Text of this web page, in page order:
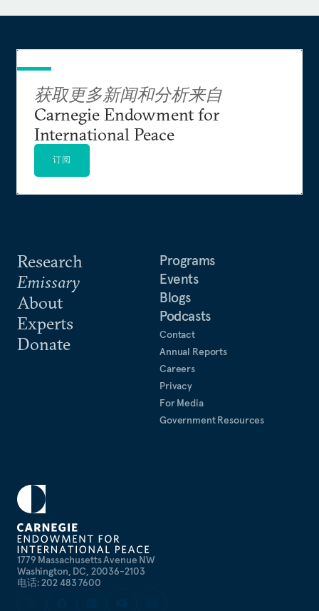
作。他曾担任：芝加哥大学保尔森基金会副主席，
负责人；外交关系委员会（Council on Foreign
Relations）东亚、中亚和南亚问题高级研究员。在
担任政府公职之前，方艾文曾担任哈佛大学文理学
院政府学讲师（1997年-2001年）、亚太安全倡议
（Asia-Pacific security initiative）执行主任、约翰
肯尼迪政府学院中国安全研究项目主任。他曾在美
他撰写了三部书籍和专著，包括《美国在新亚洲》
（外交关系委员会，2009年，合著）和《中国的
高科技勇士：从核时代到信息时代的国家安全和战
略竞争》（斯坦福大学出版社，2003年），后者被
《外交事务》杂志评选为2003年亚太领域最佳书
籍。他还撰写了大量文章和论文。
1779 Massachusetts Avenue NW
Washington, DC, 20036-2103
电话: 202 483 7600
Research
Emissary
About
Experts
Donate
Programs
Events
Blogs
Podcasts
Contact
Annual Reports
Careers
Privacy
For Media
Government Resources
获取更多新闻和分析来自
Carnegie Endowment for
International Peace
订阅